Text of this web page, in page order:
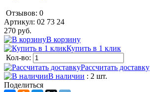
Отзывов: 0
Артикул: 02 73 24
270 руб.
В корзину
Купить в 1 клик
Кол-во:
Рассчитать доставку
В наличии : 2 шт.
Поделиться